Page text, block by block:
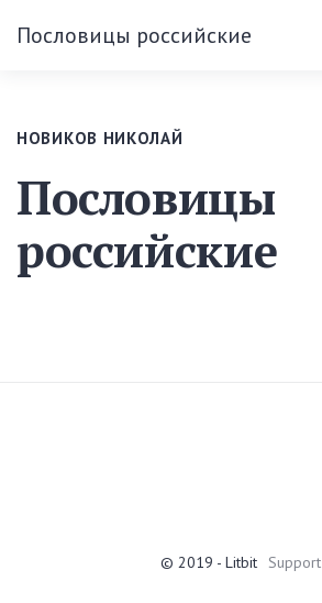
Пословицы российские
НОВИКОВ НИКОЛАЙ
Пословицы
российские
© 2019 - Litbit Support